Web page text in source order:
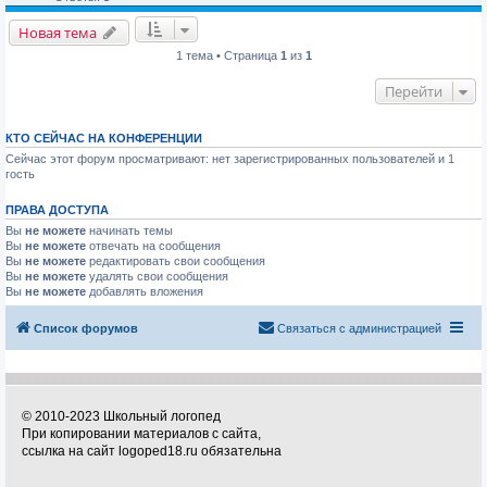
Новая тема
1 тема • Страница 1 из 1
Перейти
КТО СЕЙЧАС НА КОНФЕРЕНЦИИ
Сейчас этот форум просматривают: нет зарегистрированных пользователей и 1
гость
ПРАВА ДОСТУПА
Вы не можете начинать темы
Вы не можете отвечать на сообщения
Вы не можете редактировать свои сообщения
Вы не можете удалять свои сообщения
Вы не можете добавлять вложения
Список форумов Связаться с администрацией
© 2010-2023 Школьный логопед
При копировании материалов с сайта,
ссылка на сайт logoped18.ru обязательна